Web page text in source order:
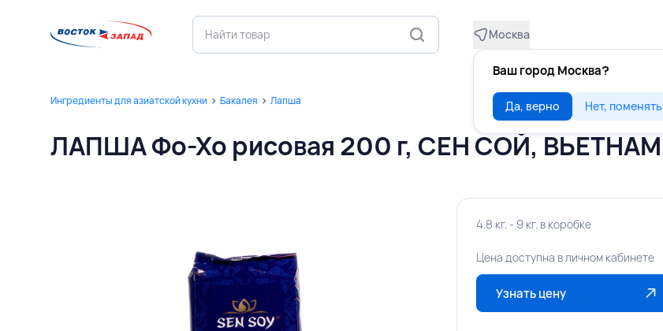
Москва
Ваш город Москва?
Да, верно Нет, поменять
Ингредиенты для азиатской кухни Бакалея Лапша
ЛАПША Фо-Хо рисовая 200 г, СЕН СОЙ, ВЬЕТНАМ
4.8 кг. - 9 кг. в коробке
Цена доступна в личном кабинете
Узнать цену